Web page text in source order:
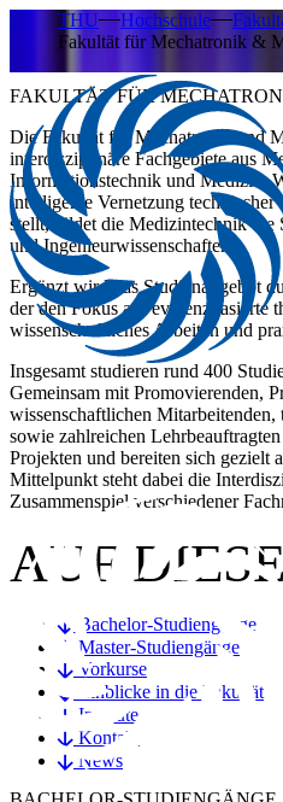
THU Hochschule
Fakultät für Mechatronik &
FAKULTÄT FÜR
Die Fakultät für Mechatronik und
interdisziplinäre Fachgebiete aus
Informationstechnik und Medizin.
intelligente Vernetzung
stellt, bildet die Medizintechnik die
und Ingenieurwissenschaften.
Ergänzt wird das Studienangebot
der den Fokus auf evidenzbasierte
wissenschaftliches Arbeiten und
Insgesamt studieren rund 400
Gemeinsam mit Promovierenden,
wissenschaftlichen Mitarbeitenden,
sowie zahlreichen
Projekten und bereiten sich gezielt
Mittelpunkt steht dabei die
Zusammenspiel verschiedener
AUF
Bachelor-Studiengänge
Master-Studiengänge
Vorkurse
Einblicke in die Fakultät
Institute
Kontakt
News